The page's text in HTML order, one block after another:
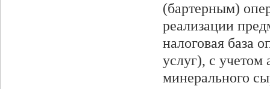
(бартерным)
реализации
налоговая база
услуг), с учетом
минерального